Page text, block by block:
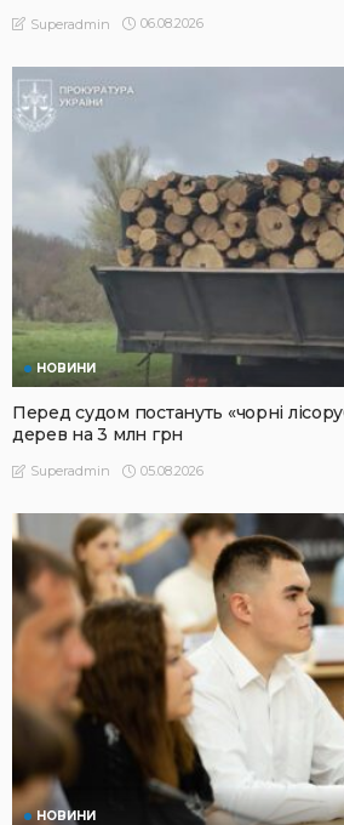
Superadmin 06.08.2026
НОВИНИ
Перед судом постануть «чорні
дерев на 3 млн грн
Superadmin 05.08.2026
НОВИНИ